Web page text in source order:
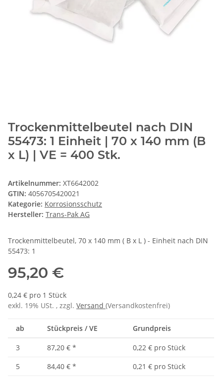
Trockenmittelbeutel nach DIN
55473: 1 Einheit | 70 x 140 mm (B
x L) | VE = 400 Stk.
Artikelnummer: XT6642002
GTIN: 4056705420021
Kategorie: Korrosionsschutz
Hersteller: Trans-Pak AG
Trockenmittelbeutel, 70 x 140 mm ( B x L ) - Einheit nach DIN
55473: 1
95,20 €
0,24 € pro 1 Stück
exkl. 19% USt. , zzgl. Versand (Versandkostenfrei)
ab Stückpreis / VE Grundpreis
3 87,20 € *
0,22 € pro Stück
5
84,40 € *
0,21 € pro Stück